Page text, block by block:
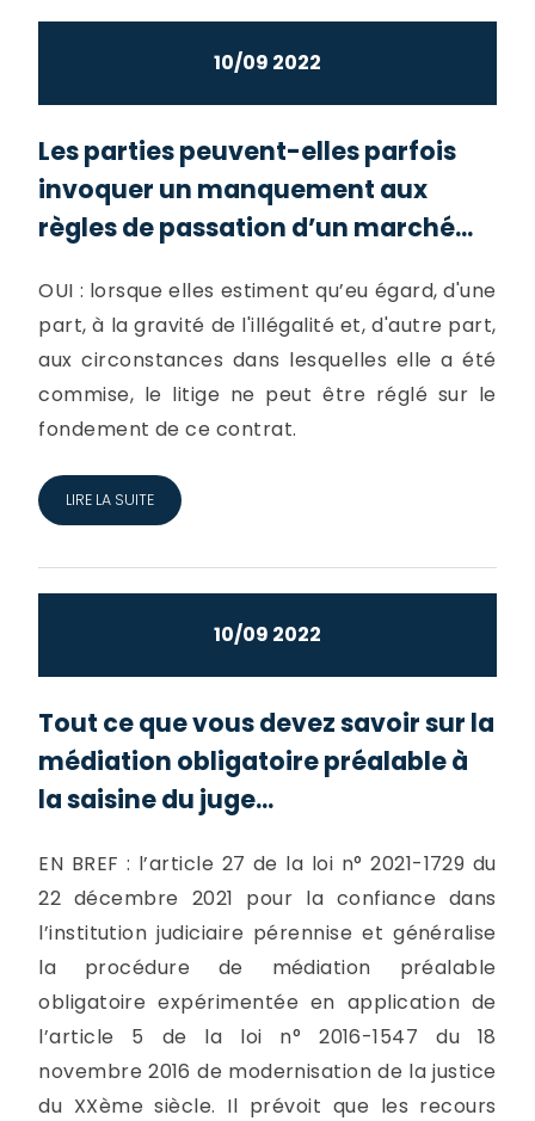
10/09 2022
Les parties peuvent-elles parfois
invoquer un manquement aux
règles de passation d’un marché...
OUI : lorsque elles estiment qu’eu égard, d'une
part, à la gravité de l'illégalité et, d'autre part,
aux circonstances dans lesquelles elle a été
commise, le litige ne peut être réglé sur le
fondement de ce contrat.
LIRE LA SUITE
10/09 2022
Tout ce que vous devez savoir sur la
médiation obligatoire préalable à
la saisine du juge...
EN BREF : l’article 27 de la loi n° 2021-1729 du
22 décembre 2021 pour la confiance dans
l’institution judiciaire pérennise et généralise
la procédure de médiation préalable
obligatoire expérimentée en application de
l’article 5 de la loi n° 2016-1547 du 18
novembre 2016 de modernisation de la justice
du XXème siècle. Il prévoit que les recours